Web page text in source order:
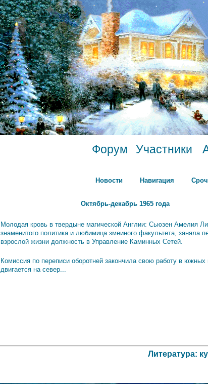
Форум Участники
Новости Навигация
Октябрь-декабрь 1965 года
Молодая кровь в твердыне магической Англии: Сьюзен Амелия
знаменитого политика и любимица змеиного факультета, заняла
взрослой жизни должность в Управление Каминных Сетей.
Комиссия по переписи оборотней закончила свою работу в южных
двигается на север...
Литература: